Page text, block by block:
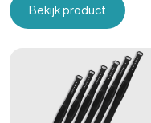
Bekijk product